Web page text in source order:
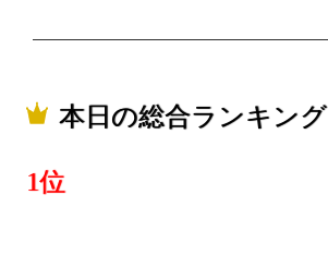
本日の総合ランキング
1位